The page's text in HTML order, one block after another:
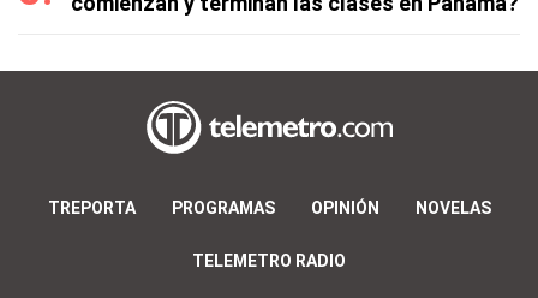
TREPORTA PROGRAMAS OPINIÓN NOVELAS
TELEMETRO RADIO